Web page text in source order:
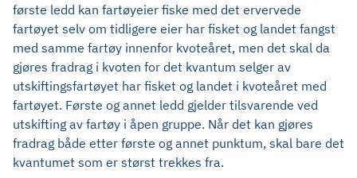
første ledd kan fartøyeier fiske med det ervervede
fartøyet selv om tidligere eier har fisket og landet fangst
med samme fartøy innenfor kvoteåret, men det skal da
gjøres fradrag i kvoten for det kvantum selger av
utskiftingsfartøyet har fisket og landet i kvoteåret med
fartøyet. Første og annet ledd gjelder tilsvarende ved
utskifting av fartøy i åpen gruppe. Når det kan gjøres
fradrag både etter første og annet punktum, skal bare det
kvantumet som er størst trekkes fra.